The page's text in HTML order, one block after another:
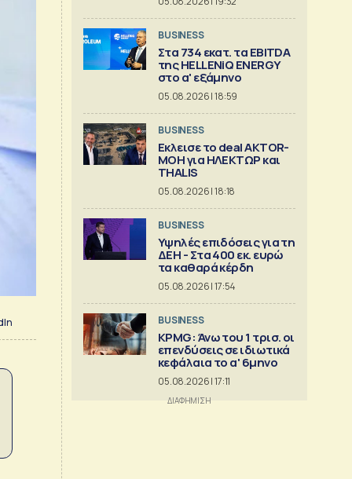
BUSINESS
Στα 734 εκατ. τα EBITDA
της HELLENiQ ENERGY
στο α' εξάμηνο
05.08.2026 | 18:59
BUSINESS
Εκλεισε το deal AKTOR-
ΜΟΗ για ΗΛΕΚΤΩΡ και
THALIS
05.08.2026 | 18:18
BUSINESS
Υψηλές επιδόσεις για τη
ΔΕΗ - Στα 400 εκ. ευρώ
τα καθαρά κέρδη
05.08.2026 | 17:54
BUSINESS
KPMG: Άνω του 1 τρισ. oι
επενδύσεις σε ιδιωτικά
κεφάλαια το α' 6μηνο
05.08.2026 | 17:11